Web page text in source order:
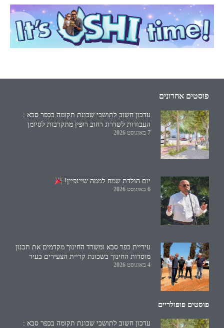
פוסטים אחרונים
עדכון חשוב לתושבי שכונת תקומה בכפר סבא :
העבודות לשדרוג רחוב רופין מתקרבות לסיומן
7 באוגוסט 2026
יום הולדת שמח לממה שיינפיין!
6 באוגוסט 2026
עיריית כפר סבא ומשרד החינוך מקדמים את תכנון
מוסדות החינוך בשכונת קריית הצעירים בעיר
4 באוגוסט 2026
פוסטים פופולריים
עדכון חשוב לתושבי שכונת תקומה בכפר סבא :